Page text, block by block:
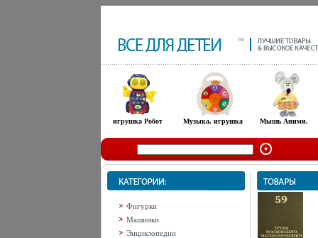
игрушка Робот Музыка. игрушка Мышь Аними.
Фигурки
Машинки
Энциклопедии